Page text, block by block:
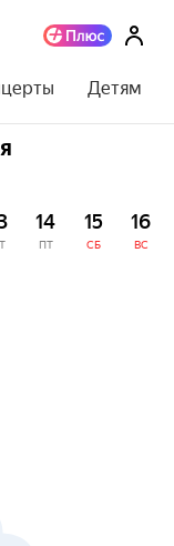
Детям
14
ПТ
15
СБ
16
ВС